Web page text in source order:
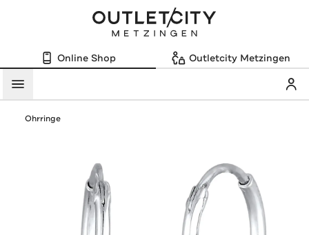
Online Shop Outletcity Metzingen
Menü
Ohrringe